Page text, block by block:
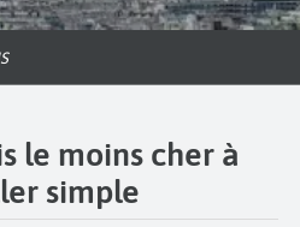
le moins cher à
simple